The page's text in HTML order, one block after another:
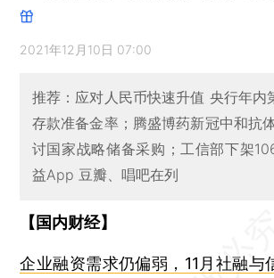
2021年12月10日 07:00
推荐：应对人民币快速升值 央行年内
存款准备金率；腾盛博药新冠中和抗
讨国家战略储备采购；工信部下架
益App 豆瓣、唱吧在列
【国内财经】
企业融资需求仍偏弱，11月社融与